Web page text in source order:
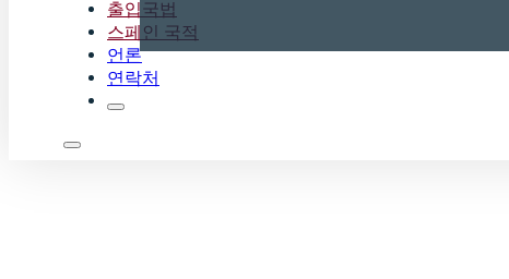
출입국법
스페인 국적
언론
연락처